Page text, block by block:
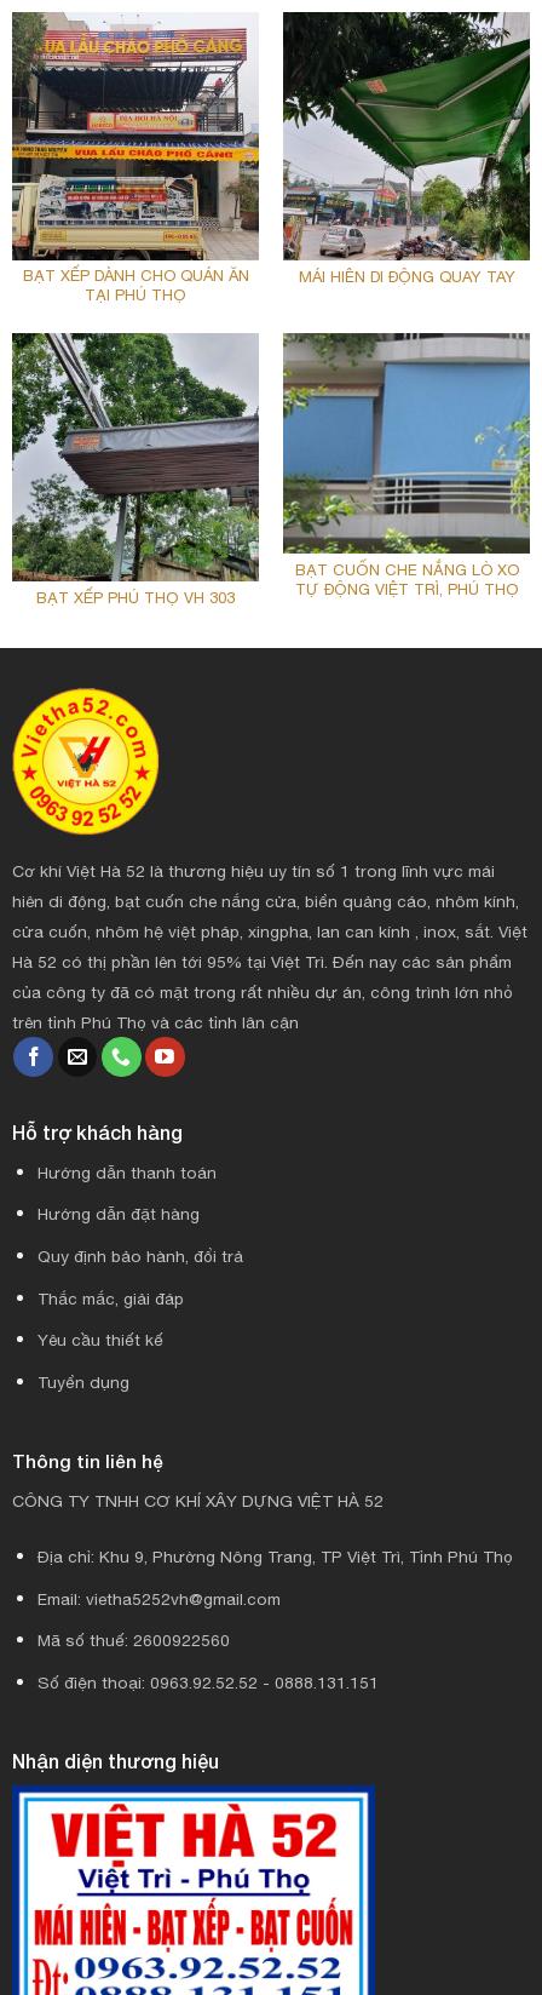
BẠT XẾP DÀNH CHO QUÁN ĂN
TẠI PHÚ THỌ
MÁI HIÊN DI ĐỘNG QUAY TAY
BẠT XẾP PHÚ THỌ VH 303
BẠT CUỐN CHE NẮNG LÒ XO
TỰ ĐỘNG VIỆT TRÌ, PHÚ THỌ
Cơ khí Việt Hà 52 là thương hiệu uy tín số 1 trong lĩnh vực mái
hiên di động, bạt cuốn che nắng cửa, biển quảng cáo, nhôm kính,
cửa cuốn, nhôm hệ việt pháp, xingpha, lan can kính , inox, sắt. Việt
Hà 52 có thị phần lên tới 95% tại Việt Trì. Đến nay các sản phẩm
của công ty đã có mặt trong rất nhiều dự án, công trình lớn nhỏ
trên tỉnh Phú Thọ và các tỉnh lân cận
Hỗ trợ khách hàng
Hướng dẫn thanh toán
Hướng dẫn đặt hàng
Quy định bảo hành, đổi trả
Thắc mắc, giải đáp
Yêu cầu thiết kế
Tuyển dụng
Thông tin liên hệ
CÔNG TY TNHH CƠ KHÍ XÂY DỰNG VIỆT HÀ 52
Địa chỉ: Khu 9, Phường Nông Trang, TP Việt Trì, Tỉnh Phú Thọ
Email: vietha5252vh@gmail.com
Mã số thuế: 2600922560
Số điện thoại: 0963.92.52.52 - 0888.131.151
Nhận diện thương hiệu